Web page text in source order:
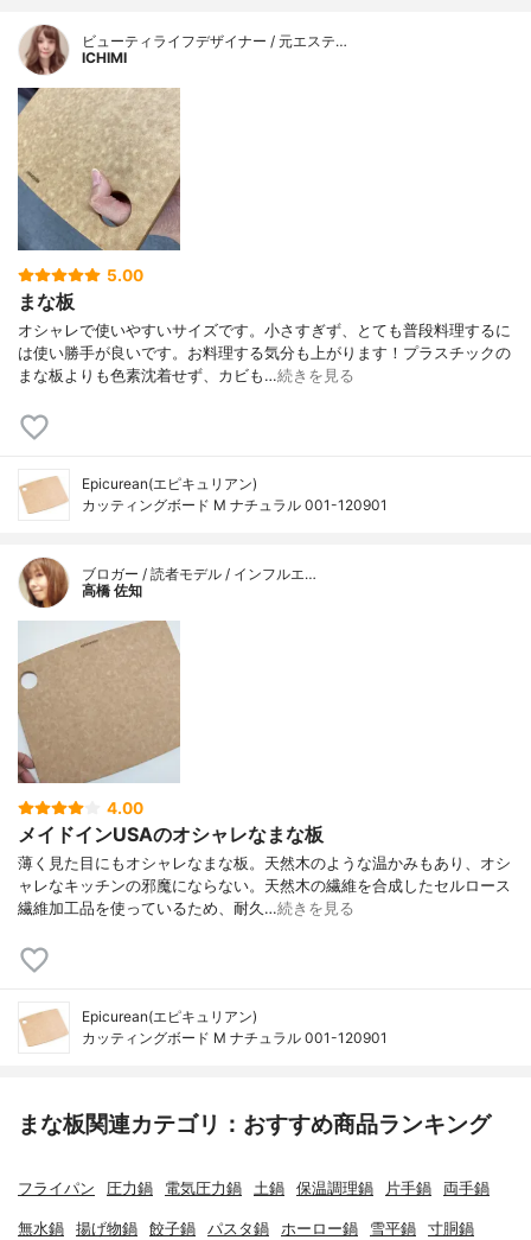
ビューティライフデザイナー / 元エステ…
ICHIMI
5.00
まな板
オシャレで使いやすいサイズです。小さすぎず、とても普段料理するに
は使い勝手が良いです。お料理する気分も上がります！プラスチックの
まな板よりも色素沈着せず、カビも…続きを見る
Epicurean(エピキュリアン)
カッティングボード M ナチュラル 001-120901
ブロガー / 読者モデル / インフルエ…
高橋 佐知
4.00
メイドインUSAのオシャレなまな板
薄く見た目にもオシャレなまな板。天然木のような温かみもあり、オシ
ャレなキッチンの邪魔にならない。天然木の繊維を合成したセルロース
繊維加工品を使っているため、耐久…続きを見る
Epicurean(エピキュリアン)
カッティングボード M ナチュラル 001-120901
まな板関連カテゴリ：おすすめ商品ランキング
フライパン 圧力鍋 電気圧力鍋 土鍋 保温調理鍋 片手鍋 両手鍋
無水鍋 揚げ物鍋 餃子鍋 パスタ鍋 ホーロー鍋 雪平鍋 寸胴鍋